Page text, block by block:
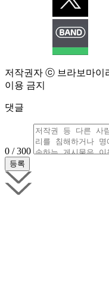
저작권자 ⓒ 브라보마이
이용 금지
댓글
0 / 300